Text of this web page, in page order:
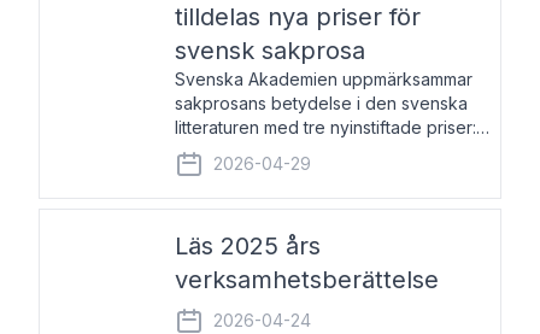
tilldelas nya priser för
svensk sakprosa
Svenska Akademien uppmärksammar
sakprosans betydelse i den svenska
litteraturen med tre nyinstiftade priser:
Svenska Akademiens pris till
framstående författare av svensk
sakprosa som i år går till Magnus
2026-04-29
Läs 2025 års
verksamhetsberättelse
2026-04-24